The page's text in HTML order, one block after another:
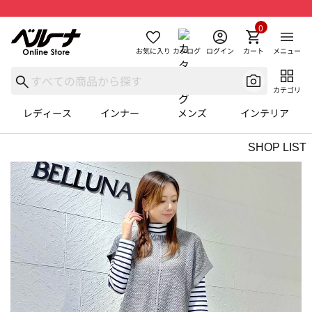
お気に入り カタログ ログイン カート
0
メニュー
カテゴリ
レディース インナー メンズ インテリア
SHOP LIST